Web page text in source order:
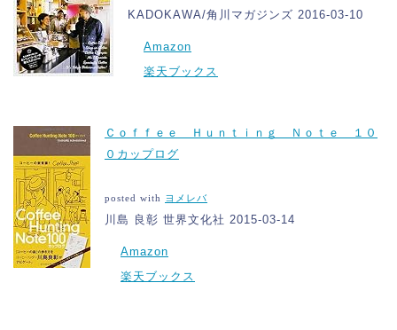
KADOKAWA/角川マガジンズ 2016-03-10
Amazon
楽天ブックス
Ｃｏｆｆｅｅ Ｈｕｎｔｉｎｇ Ｎｏｔｅ １０
０カップログ
posted with ヨメレバ
川島 良彰 世界文化社 2015-03-14
Amazon
楽天ブックス